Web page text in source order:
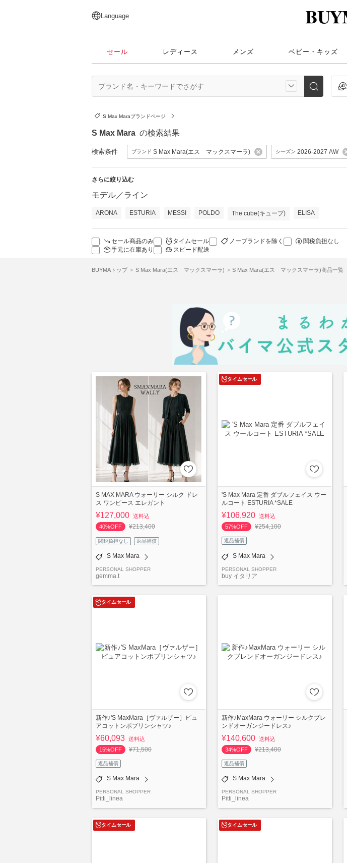
日本語
English
简体中文
繁體中文
Language
セール レディース メンズ ベビー・キッズ
S Max Maraブランドページ
S Max Mara の検索結果
検索条件 ブランド S Max Mara(エス マックスマーラ) シーズン 2026-2027 AW
さらに絞り込む
モデル／ライン
ARONA ESTURIA MESSI POLDO The cube(キューブ) ELISA
セール商品のみ タイムセール ノーブランドを除く
関税負担なし
手元に在庫あり
スピード配送
BUYMAトップ S Max Mara(エス マックスマーラ) S Max Mara(エス マックスマーラ)商品一覧
S MAX MARA ウォーリー シルク ドレ
ス ワンピース エレガント
¥127,000 送料込
40%OFF
¥213,400
関税負担なし 返品補償
S Max Mara
PERSONAL SHOPPER
gemma.t
タイムセール
'S Max Mara 定番 ダブルフェイス ウー
ルコート ESTURIA *SALE
¥106,920 送料込
57%OFF
¥254,100
返品補償
S Max Mara
PERSONAL SHOPPER
buy イタリア
タイムセール
新作♪'S MaxMara［ヴァルザー］ピュ
アコットンポプリンシャツ♪
¥60,093 送料込
15%OFF
¥71,500
返品補償
S Max Mara
PERSONAL SHOPPER
Pitti_linea
新作♪MaxMara ウォーリー シルクブレ
ンドオーガンジードレス♪
¥140,600 送料込
34%OFF
¥213,400
返品補償
S Max Mara
PERSONAL SHOPPER
Pitti_linea
タイムセール タイムセール